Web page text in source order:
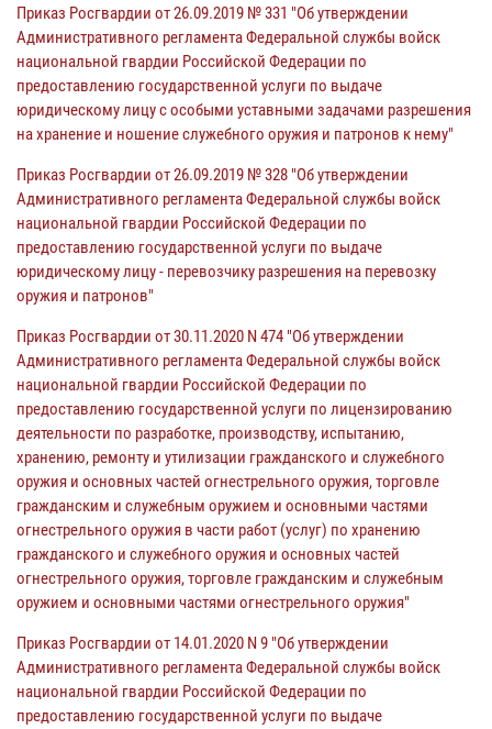
Приказ Росгвардии от 26.09.2019 № 331 "Об утверждении
Административного регламента Федеральной службы войск
национальной гвардии Российской Федерации по
предоставлению государственной услуги по выдаче
юридическому лицу с особыми уставными задачами разрешения
на хранение и ношение служебного оружия и патронов к нему"
Приказ Росгвардии от 26.09.2019 № 328 "Об утверждении
Административного регламента Федеральной службы войск
национальной гвардии Российской Федерации по
предоставлению государственной услуги по выдаче
юридическому лицу - перевозчику разрешения на перевозку
оружия и патронов"
Приказ Росгвардии от 30.11.2020 N 474 "Об утверждении
Административного регламента Федеральной службы войск
национальной гвардии Российской Федерации по
предоставлению государственной услуги по лицензированию
деятельности по разработке, производству, испытанию,
хранению, ремонту и утилизации гражданского и служебного
оружия и основных частей огнестрельного оружия, торговле
гражданским и служебным оружием и основными частями
огнестрельного оружия в части работ (услуг) по хранению
гражданского и служебного оружия и основных частей
огнестрельного оружия, торговле гражданским и служебным
оружием и основными частями огнестрельного оружия"
Приказ Росгвардии от 14.01.2020 N 9 "Об утверждении
Административного регламента Федеральной службы войск
национальной гвардии Российской Федерации по
предоставлению государственной услуги по выдаче